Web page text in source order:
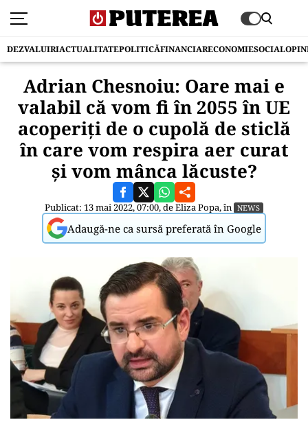
DEZVALUIRIACTUALITATEPOLITICĂFINANCIARECONOMIESOCIAL
Adrian Chesnoiu: Oare mai e
valabil că vom fi în 2055 în UE
acoperiți de o cupolă de sticlă
în care vom respira aer curat
și vom mânca lăcuste?
Publicat: 13 mai 2022, 07:00, deEliza Popa, în NEWS
Adaugă-ne ca sursă preferată în Google